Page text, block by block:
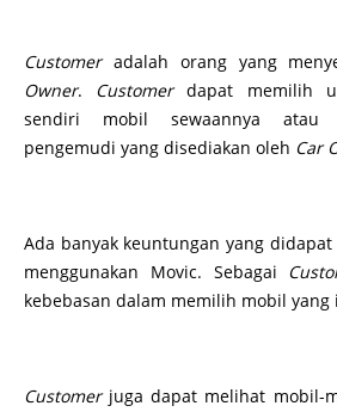
Customeradalah orang yang
Owner. Customerdapat memilih
sendiri mobil sewaannya atau
pengemudi yang disediakan oleh Car
Ada banyak keuntungan yang
menggunakan Movic. Sebagai
kebebasan dalam memilih mobil yang
Customerjuga dapat melihat mobil-